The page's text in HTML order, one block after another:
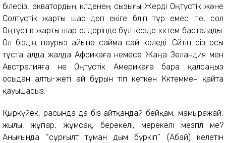
білесіз, экватордың көлденең сызығы Жерді Оңтүстік және
Солтүстік жарты шар деп екіге бөліп тұр емес пе, сол
Оңтүстік жарты шар елдерінде бұл кезде көктем басталады.
Ол біздің наурыз айына сайма сай келеді. Сөйтіп сіз осы
тұста алда жалда Африкаға немесе Жаңа Зеландия мен
Австралияға не Оңтүстік Америкаға бара қалсаңыз
осыдан алты-жеті ай бұрын өтіп кеткен Көктеммен қайта
қауышасыз.
Қыркүйек, расында да біз айтқандай бейқам, мамыражай,
жылы, жұпар, жұмсақ, берекелі, мерекелі мезгіл ме?
Анығында “сұрғылт тұман дым бүркіп” (Абай) келетін